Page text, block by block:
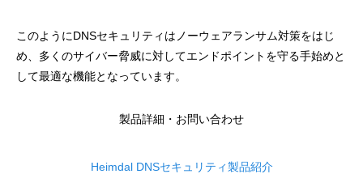
このようにDNSセキュリティはノーウェアランサム対策をはじ
め、多くのサイバー脅威に対してエンドポイントを守る手始めと
して最適な機能となっています。
製品詳細・お問い合わせ
Heimdal DNSセキュリティ製品紹介